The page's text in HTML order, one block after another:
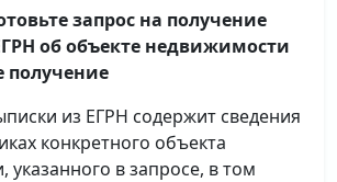
запрос на получение
об объекте недвижимости
получение
из ЕГРН содержит сведения
конкретного объекта
указанного в запросе, в том